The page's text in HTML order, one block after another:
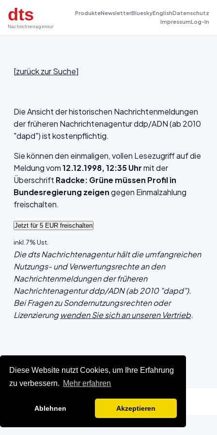
Diese Website nutzt Cookies, um Ihre Erfahrung
zu verbessern. Mehr erfahren
Ablehnen Akzeptieren
dts
Nachrichtenagentur
ProdukteNewsletterBlueskyEnglishDatenschutz
ImpressumLog-In
[zurück zur Suche]
Die Ansicht der historischen Nachrichtenmeldungen
der früheren Nachrichtenagentur ddp/ADN (ab 2010
"dapd") ist kostenpflichtig.
Sie können den einmaligen, vollen Lesezugriff auf die
Meldung vom12.12.1998, 12:35 Uhrmit der
Überschrift Radcke: Grüne müssen Profil in
Bundesregierung zeigengegen Einmalzahlung
freischalten.
inkl. 7% Ust.
Die dts Nachrichtenagentur hält die umfangreichen
Nutzungs- und Verwertungsrechte an den
Nachrichtenmeldungen der früheren
Nachrichtenagentur ddp/ADN (ab 2010 "dapd").
Bei Fragen zu Sondernutzungsrechten oder
Lizenzierungwenden Sie sich an unseren Vertrieb.